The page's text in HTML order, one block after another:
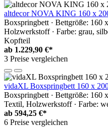
altdecor NOVA KING 160 x
Boxspringbett · Bettgröße: 160
Holzwerkstoff · Farbe: grau,
Kopfteil
ab 1.229,90 €*
3 Preise vergleichen
vidaXL Boxspringbett 160 x
Boxspringbett · Bettgröße: 160
Textil, Holzwerkstoff · Farbe:
ab 594,25 €*
6 Preise vergleichen